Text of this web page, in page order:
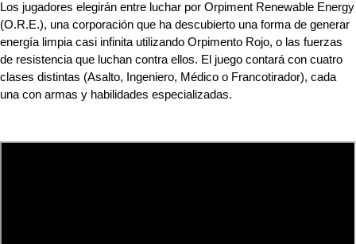
Los jugadores elegirán entre luchar por Orpiment Renewable Energy
(O.R.E.), una corporación que ha descubierto una forma de generar
energía limpia casi infinita utilizando Orpimento Rojo, o las fuerzas
de resistencia que luchan contra ellos. El juego contará con cuatro
clases distintas (Asalto, Ingeniero, Médico o Francotirador), cada
una con armas y habilidades especializadas.